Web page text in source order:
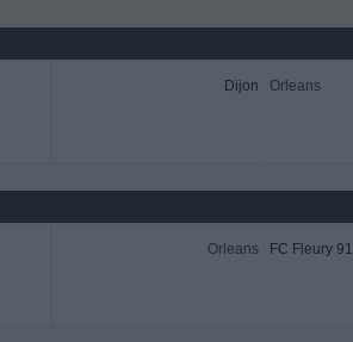
Dijon Orleans
Orleans FC Fleury 91